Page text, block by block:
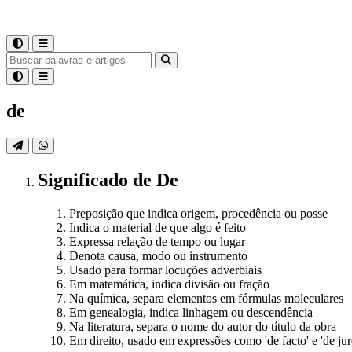
de
Significado de De
Preposição que indica origem, procedência ou posse
Indica o material de que algo é feito
Expressa relação de tempo ou lugar
Denota causa, modo ou instrumento
Usado para formar locuções adverbiais
Em matemática, indica divisão ou fração
Na química, separa elementos em fórmulas moleculares
Em genealogia, indica linhagem ou descendência
Na literatura, separa o nome do autor do título da obra
Em direito, usado em expressões como 'de facto' e 'de